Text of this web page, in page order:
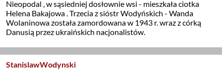
Nieopodal , w sąsiedniej dosłownie wsi - mieszkała ciotka
Helena Bakajowa . Trzecia z sióstr Wodyńskich - Wanda
Wolaninowa została zamordowana w 1943 r. wraz z córką
Danusią przez ukraińskich nacjonalistów.
StanislawWodynski